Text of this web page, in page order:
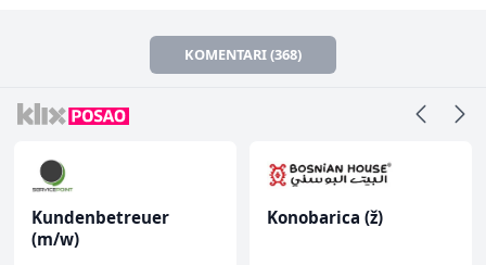
KOMENTARI (368)
Kundenbetreuer
(m/w)
Konobarica (ž)